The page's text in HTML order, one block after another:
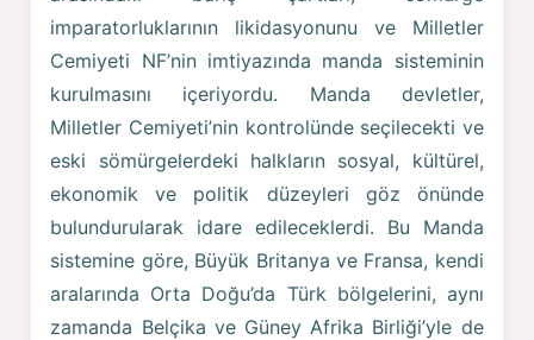
imparatorluklarının likidasyonunu ve Milletler
Cemiyeti NF’nin imtiyazında manda sisteminin
kurulmasını içeriyordu. Manda devletler,
Milletler Cemiyeti’nin kontrolünde seçilecekti ve
eski sömürgelerdeki halkların sosyal, kültürel,
ekonomik ve politik düzeyleri göz önünde
bulundurularak idare edileceklerdi. Bu Manda
sistemine göre, Büyük Britanya ve Fransa, kendi
aralarında Orta Doğu’da Türk bölgelerini, aynı
zamanda Belçika ve Güney Afrika Birliği’yle de